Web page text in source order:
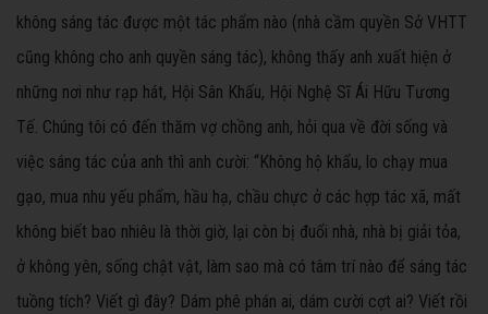
không sáng tác được một tác phẩm nào (nhà cầm quyền Sở VHTT
cũng không cho anh quyền sáng tác), không thấy anh xuất hiện ở
những nơi như rạp hát, Hội Sân Khấu, Hội Nghệ Sĩ Ái Hữu Tương
Tế. Chúng tôi có đến thăm vợ chồng anh, hỏi qua về đời sống và
việc sáng tác của anh thì anh cười: “Không hộ khẩu, lo chạy mua
gạo, mua nhu yếu phẩm, hầu hạ, chầu chực ở các hợp tác xã, mất
không biết bao nhiêu là thời giờ, lại còn bị đuổi nhà, nhà bị giải tỏa,
ở không yên, sống chật vật, làm sao mà có tâm trí nào để sáng tác
tuồng tích? Viết gì đây? Dám phê phán ai, dám cười cợt ai? Viết rồi